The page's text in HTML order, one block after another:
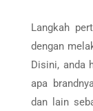
Langkah
dengan
Disini, anda
apa
dan lain